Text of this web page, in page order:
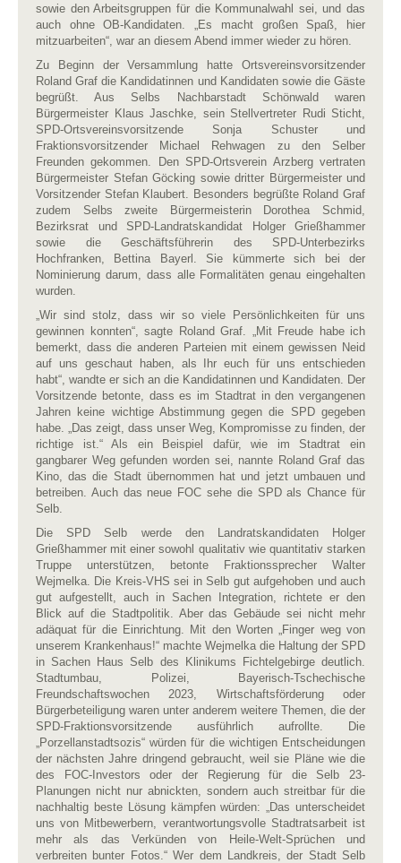
sowie den Arbeitsgruppen für die Kommunalwahl sei, und das
auch ohne OB-Kandidaten. „Es macht großen Spaß, hier
mitzuarbeiten“, war an diesem Abend immer wieder zu hören.
Zu Beginn der Versammlung hatte Ortsvereinsvorsitzender
Roland Graf die Kandidatinnen und Kandidaten sowie die Gäste
begrüßt. Aus Selbs Nachbarstadt Schönwald waren
Bürgermeister Klaus Jaschke, sein Stellvertreter Rudi Sticht,
SPD-Ortsvereinsvorsitzende Sonja Schuster und
Fraktionsvorsitzender Michael Rehwagen zu den Selber
Freunden gekommen. Den SPD-Ortsverein Arzberg vertraten
Bürgermeister Stefan Göcking sowie dritter Bürgermeister und
Vorsitzender Stefan Klaubert. Besonders begrüßte Roland Graf
zudem Selbs zweite Bürgermeisterin Dorothea Schmid,
Bezirksrat und SPD-Landratskandidat Holger Grießhammer
sowie die Geschäftsführerin des SPD-Unterbezirks
Hochfranken, Bettina Bayerl. Sie kümmerte sich bei der
Nominierung darum, dass alle Formalitäten genau eingehalten
wurden.
„Wir sind stolz, dass wir so viele Persönlichkeiten für uns
gewinnen konnten“, sagte Roland Graf. „Mit Freude habe ich
bemerkt, dass die anderen Parteien mit einem gewissen Neid
auf uns geschaut haben, als Ihr euch für uns entschieden
habt“, wandte er sich an die Kandidatinnen und Kandidaten. Der
Vorsitzende betonte, dass es im Stadtrat in den vergangenen
Jahren keine wichtige Abstimmung gegen die SPD gegeben
habe. „Das zeigt, dass unser Weg, Kompromisse zu finden, der
richtige ist.“ Als ein Beispiel dafür, wie im Stadtrat ein
gangbarer Weg gefunden worden sei, nannte Roland Graf das
Kino, das die Stadt übernommen hat und jetzt umbauen und
betreiben. Auch das neue FOC sehe die SPD als Chance für
Selb.
Die SPD Selb werde den Landratskandidaten Holger
Grießhammer mit einer sowohl qualitativ wie quantitativ starken
Truppe unterstützen, betonte Fraktionssprecher Walter
Wejmelka. Die Kreis-VHS sei in Selb gut aufgehoben und auch
gut aufgestellt, auch in Sachen Integration, richtete er den
Blick auf die Stadtpolitik. Aber das Gebäude sei nicht mehr
adäquat für die Einrichtung. Mit den Worten „Finger weg von
unserem Krankenhaus!“ machte Wejmelka die Haltung der SPD
in Sachen Haus Selb des Klinikums Fichtelgebirge deutlich.
Stadtumbau, Polizei, Bayerisch-Tschechische
Freundschaftswochen 2023, Wirtschaftsförderung oder
Bürgerbeteiligung waren unter anderem weitere Themen, die der
SPD-Fraktionsvorsitzende ausführlich aufrollte. Die
„Porzellanstadtsozis“ würden für die wichtigen Entscheidungen
der nächsten Jahre dringend gebraucht, weil sie Pläne wie die
des FOC-Investors oder der Regierung für die Selb 23-
Planungen nicht nur abnickten, sondern auch streitbar für die
nachhaltig beste Lösung kämpfen würden: „Das unterscheidet
uns von Mitbewerbern, verantwortungsvolle Stadtratsarbeit ist
mehr als das Verkünden von Heile-Welt-Sprüchen und
verbreiten bunter Fotos.“ Wer dem Landkreis, der Stadt Selb